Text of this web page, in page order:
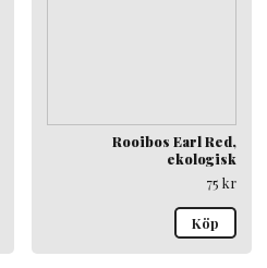
Rooibos Earl Red,
ekologisk
75 kr
Köp